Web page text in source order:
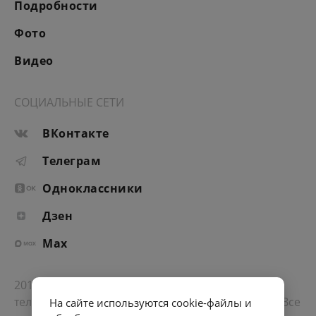
Подробности
Фото
Видео
СОЦИАЛЬНЫЕ СЕТИ
ВКонтакте
Телеграм
Одноклассники
Дзен
Max
2012-2026 © Портал «Электронное интернет-
телевидение правительства Санкт-Петербурга». Все
На сайте используются cookie-файлы и